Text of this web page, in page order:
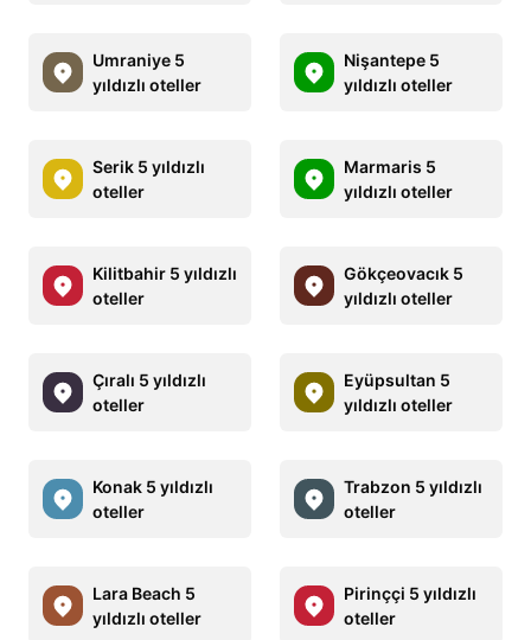
Umraniye 5
yıldızlı oteller
Nişantepe 5
yıldızlı oteller
Serik 5 yıldızlı
oteller
Marmaris 5
yıldızlı oteller
Kilitbahir 5 yıldızlı
oteller
Gökçeovacık 5
yıldızlı oteller
Çıralı 5 yıldızlı
oteller
Eyüpsultan 5
yıldızlı oteller
Konak 5 yıldızlı
oteller
Trabzon 5 yıldızlı
oteller
Lara Beach 5
yıldızlı oteller
Pirinççi 5 yıldızlı
oteller